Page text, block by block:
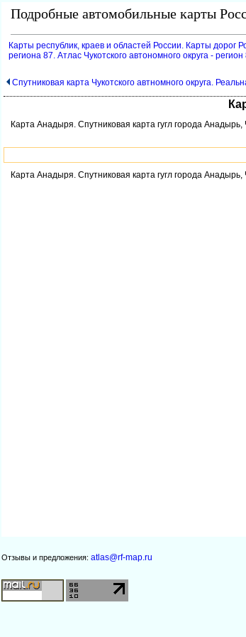
Подробные автомобильные карты
Карты республик, краев и областей России. Карты дорог
региона 87. Атлас Чукотского автономного округа - регион
Спутниковая карта Чукотского автномного округа.
Карта Анадыря. Спутниковая карта гугл города Анадырь,
Карта Анадыря. Спутниковая карта гугл города Анадырь,
Отзывы и предложения: atlas@rf-map.ru